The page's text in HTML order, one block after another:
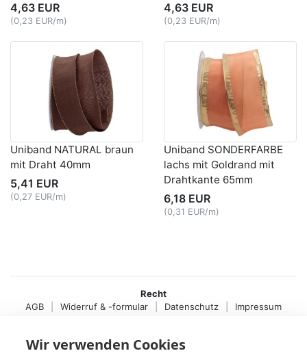
4,63 EUR
(0,23 EUR/m)
4,63 EUR
(0,23 EUR/m)
Uniband NATURAL braun
mit Draht 40mm
5,41 EUR
(0,27 EUR/m)
Uniband SONDERFARBE
lachs mit Goldrand mit
Drahtkante 65mm
6,18 EUR
(0,31 EUR/m)
Recht
AGB
Widerruf & -formular Datenschutz Impressum
Versand & Zahlung,Kontakt,Fax-Bestellschein
Wir verwenden Cookies